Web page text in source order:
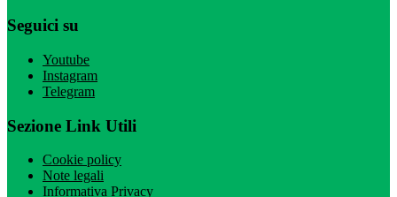
Seguici su
Youtube
Instagram
Telegram
Sezione Link Utili
Cookie policy
Note legali
Informativa Privacy